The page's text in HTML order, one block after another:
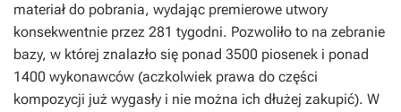
materiał do pobrania, wydając premierowe utwory
konsekwentnie przez 281 tygodni. Pozwoliło to na zebranie
bazy, w której znalazło się ponad 3500 piosenek i ponad
1400 wykonawców (aczkolwiek prawa do części
kompozycji już wygasły i nie można ich dłużej zakupić). W